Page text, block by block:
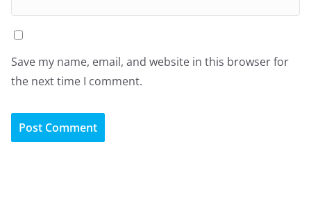
Save my name, email, and website in this browser for
the next time I comment.